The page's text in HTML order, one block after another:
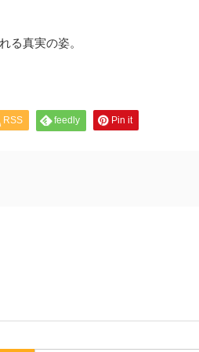
る真実の姿。
RSS feedly Pin it